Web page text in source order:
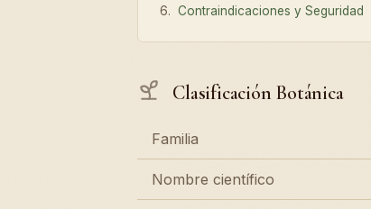
Contraindicaciones y Seguridad
Clasificación Botánica
Familia
Nombre científico